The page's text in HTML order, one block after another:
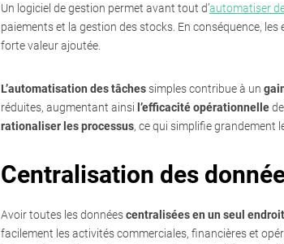
Un logiciel de gestion permet avant tout d’automatiser
paiements et la gestion des stocks. En conséquence,
forte valeur ajoutée.
L’automatisation des tâches simples contribue à un
réduites, augmentant ainsi l’efficacité opérationnelle
rationaliser les processus, ce qui simplifie grandement
Centralisation des
Avoir toutes les donnéescentralisées en un seul endroit
facilement les activités commerciales, financières et